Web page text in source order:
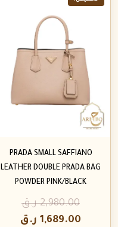
PRADA SMALL SAFFIANO
LEATHER DOUBLE PRADA BAG
POWDER PINK/BLACK
2,980.00 ر.ق
1,689.00 ر.ق